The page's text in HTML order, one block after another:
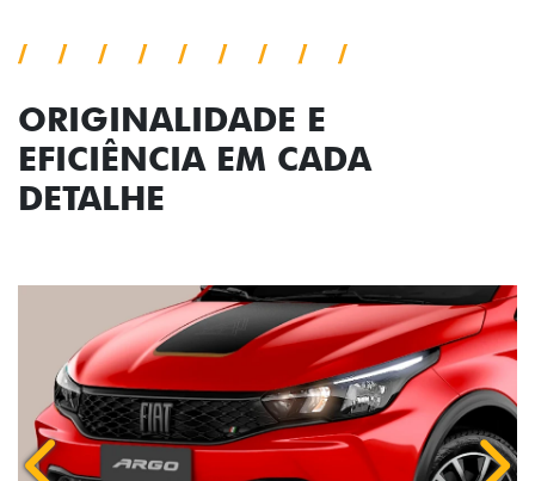
ORIGINALIDADE E
EFICIÊNCIA EM CADA
DETALHE